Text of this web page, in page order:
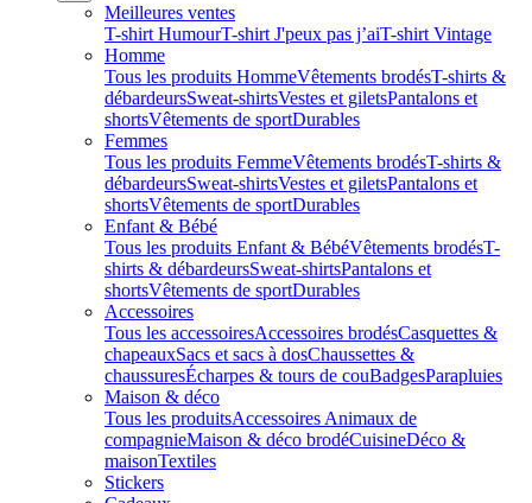
Meilleures ventes
T-shirt HumourT-shirt J'peux pas j’aiT-shirt Vintage
Homme
Tous les produits HommeVêtements brodésT-shirts &
débardeursSweat-shirtsVestes et giletsPantalons et
shortsVêtements de sportDurables
Femmes
Tous les produits FemmeVêtements brodésT-shirts &
débardeursSweat-shirtsVestes et giletsPantalons et
shortsVêtements de sportDurables
Enfant & Bébé
Tous les produits Enfant & BébéVêtements brodésT-
shirts & débardeursSweat-shirtsPantalons et
shortsVêtements de sportDurables
Accessoires
Tous les accessoiresAccessoires brodésCasquettes &
chapeauxSacs et sacs à dosChaussettes &
chaussuresÉcharpes & tours de couBadgesParapluies
Maison & déco
Tous les produitsAccessoires Animaux de
compagnieMaison & déco brodéCuisineDéco &
maisonTextiles
Stickers